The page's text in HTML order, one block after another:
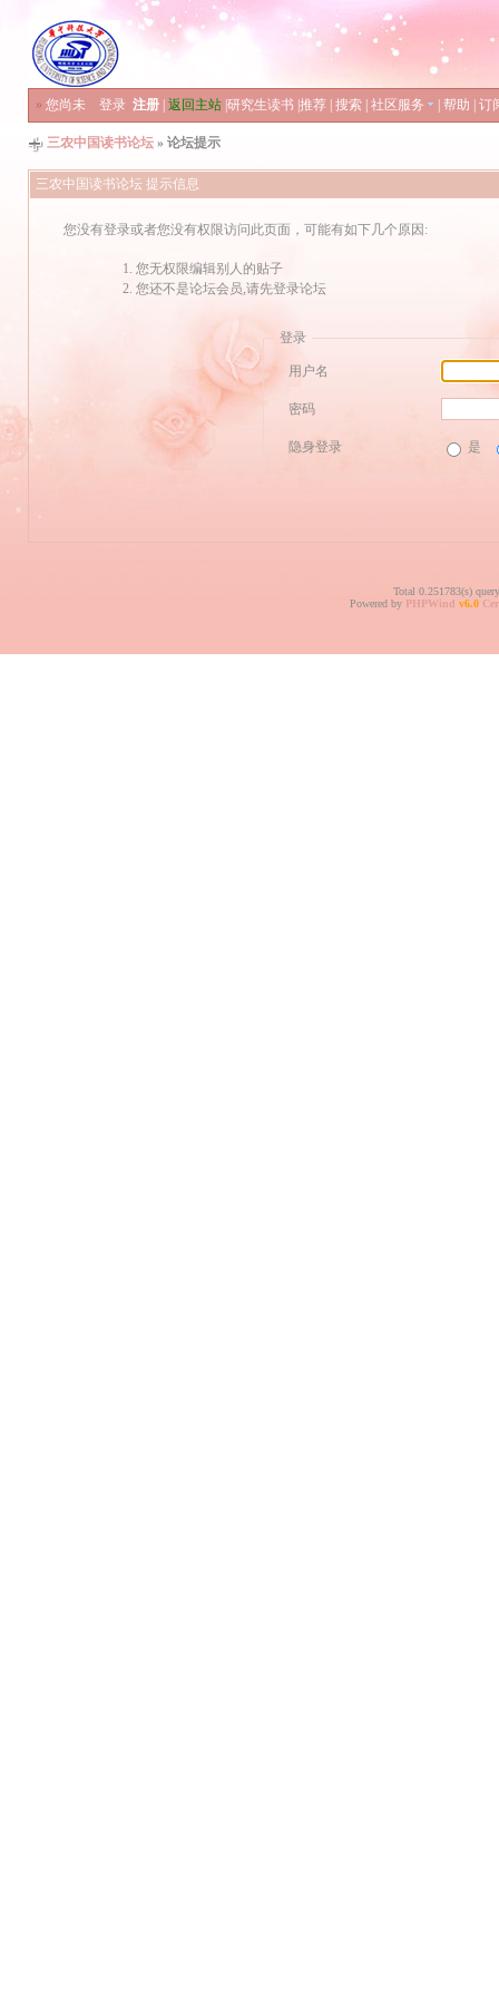
» 您尚未 登录 注册 返回主站 研究生读书 推荐 搜索 社区服务 帮助 订
三农中国读书论坛 » 论坛提示
三农中国读书论坛 提示信息
您没有登录或者您没有权限访问此页面，可能有如下几个原因:
您无权限编辑别人的贴子
您还不是论坛会员,请先登录论坛
登录
用户名
密码
隐身登录 是
Total 0.251783(s)
Powered by PHPWind v6.0